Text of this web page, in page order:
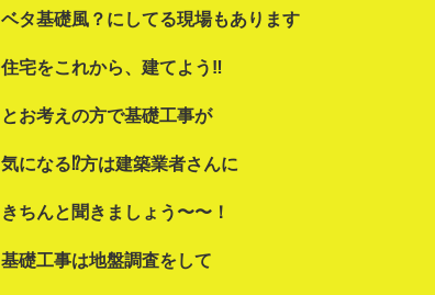
ベタ基礎風？にしてる現場もあります
住宅をこれから、建てよう‼
とお考えの方で基礎工事が
気になる⁉方は建築業者さんに
きちんと聞きましょう〜〜！
基礎工事は地盤調査をして